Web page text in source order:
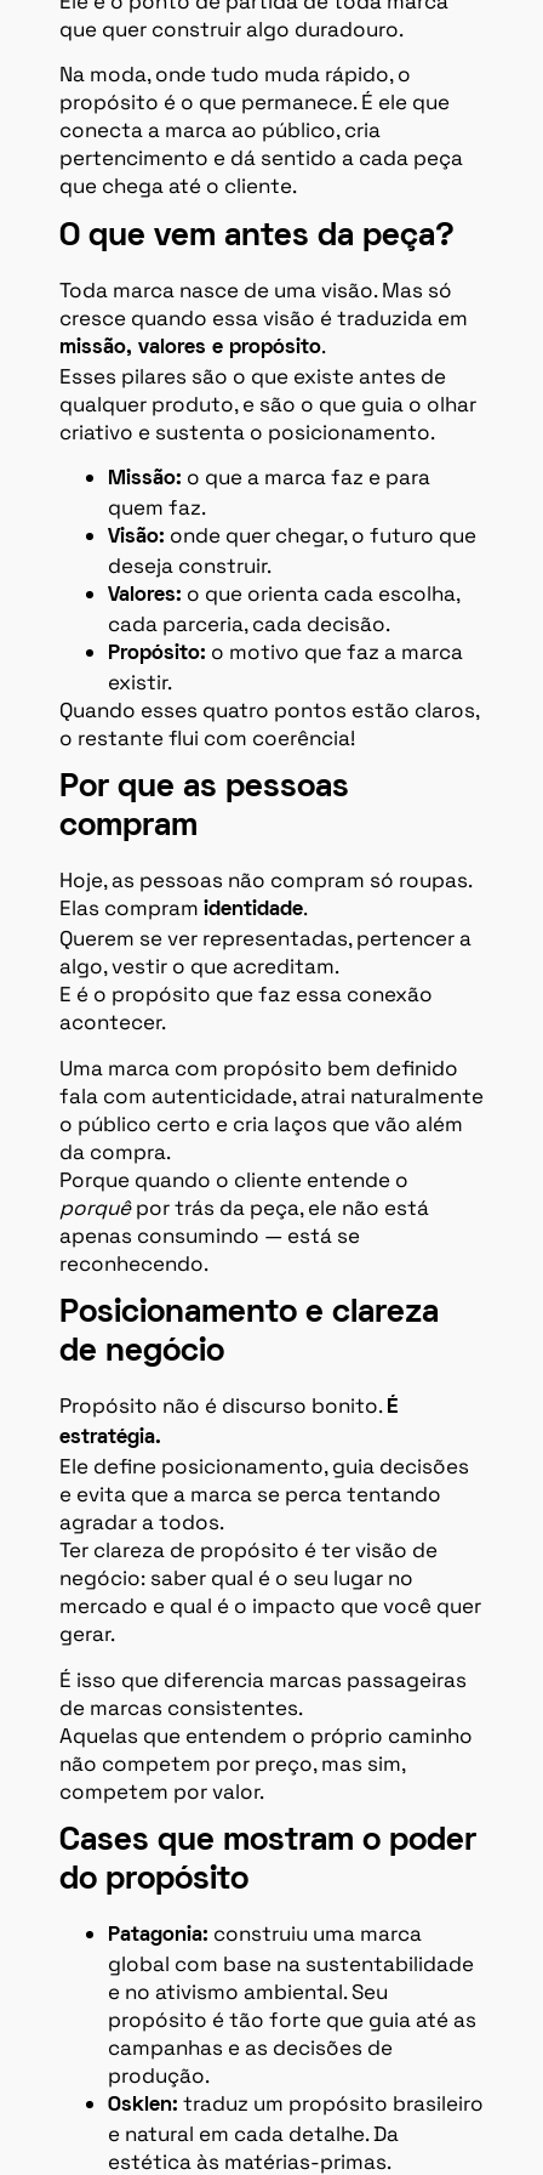
que quer construir algo duradouro.
Na moda, onde tudo muda rápido, o
propósito é o que permanece. É ele que
conecta a marca ao público, cria
pertencimento e dá sentido a cada peça
que chega até o cliente.
O que vem antes da peça?
Toda marca nasce de uma visão. Mas só
cresce quando essa visão é traduzida em
missão, valores e propósito.
Esses pilares são o que existe antes de
qualquer produto, e são o que guia o olhar
criativo e sustenta o posicionamento.
Missão: o que a marca faz e para
quem faz.
Visão: onde quer chegar, o futuro que
deseja construir.
Valores: o que orienta cada escolha,
cada parceria, cada decisão.
Propósito: o motivo que faz a marca
existir.
Quando esses quatro pontos estão claros,
o restante flui com coerência!
Por que as pessoas
compram
Hoje, as pessoas não compram só roupas.
Elas compram identidade.
Querem se ver representadas, pertencer a
algo, vestir o que acreditam.
E é o propósito que faz essa conexão
acontecer.
Uma marca com propósito bem definido
fala com autenticidade, atrai naturalmente
o público certo e cria laços que vão além
da compra.
Porque quando o cliente entende o
porquêpor trás da peça, ele não está
apenas consumindo — está se
reconhecendo.
Posicionamento e clareza
de negócio
Propósito não é discurso bonito. É
estratégia.
Ele define posicionamento, guia decisões
e evita que a marca se perca tentando
agradar a todos.
Ter clareza de propósito é ter visão de
negócio: saber qual é o seu lugar no
mercado e qual é o impacto que você quer
gerar.
É isso que diferencia marcas passageiras
de marcas consistentes.
Aquelas que entendem o próprio caminho
não competem por preço, mas sim,
competem por valor.
Cases que mostram o poder
do propósito
Patagonia: construiu uma marca
global com base na sustentabilidade
e no ativismo ambiental. Seu
propósito é tão forte que guia até as
campanhas e as decisões de
produção.
Osklen: traduz um propósito brasileiro
e natural em cada detalhe. Da
estética às matérias-primas.